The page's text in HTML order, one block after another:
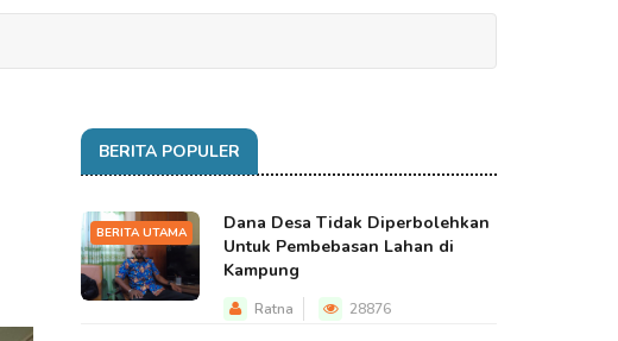
BERITA POPULER
BERITA UTAMA
Dana Desa Tidak Diperbolehkan
Untuk Pembebasan Lahan di
Kampung
Ratna 28876